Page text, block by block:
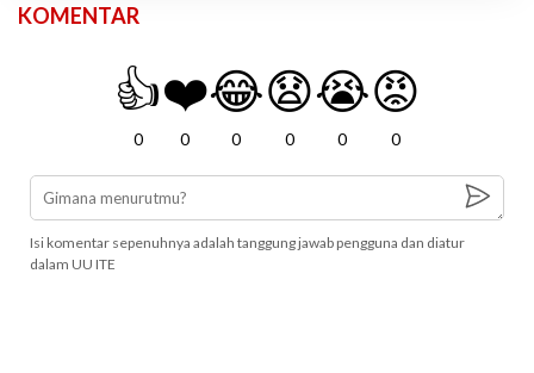
KOMENTAR
👍
0
❤️
0
😂
0
😧
0
😭
0
😡
0
Isi komentar sepenuhnya adalah tanggung jawab pengguna dan diatur
dalam UU ITE